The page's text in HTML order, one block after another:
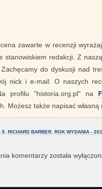
zawarte w recenzji
stanowiskiem redakcji. Z
. Zachęcamy do dyskusji nad
nick i e-mail. O naszych
profilu "historia.org.pl" na
Możesz także napisać
5, RICHARD BARBER, ROK WYDANIA -
komentarzy została